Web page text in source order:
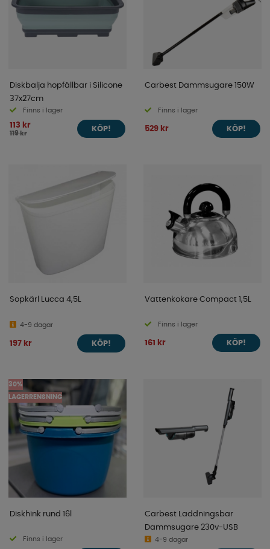
Diskbalja hopfällbar i Silicone
37x27cm
Finns i lager
113 kr
119 kr
KÖP!
Carbest Dammsugare 150W
Finns i lager
529 kr KÖP!
Sopkärl Lucca 4,5L
4-9 dagar
197 kr KÖP!
Vattenkokare Compact 1,5L
Finns i lager
161 kr KÖP!
30%
LAGERRENSNING
Diskhink rund 16l
Finns i lager
Carbest Laddningsbar
Dammsugare 230v-USB
4-9 dagar